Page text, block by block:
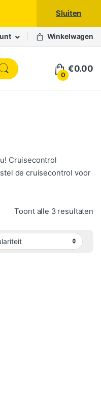
Sluiten
Winkelwagen
0
€0.00
Cruisecontrol
de cruisecontrol voor
Toont alle 3 resultaten